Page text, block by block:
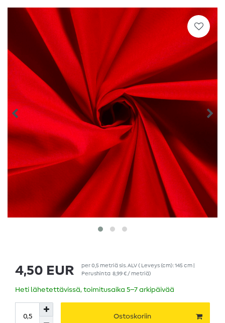
4,50 EUR per0,5 metriäsis. ALV( Leveys (cm): 145 cm |
Perushinta 8,99 € / metriä)
Heti lähetettävissä, toimitusaika 5–7 arkipäivää
Ostoskoriin